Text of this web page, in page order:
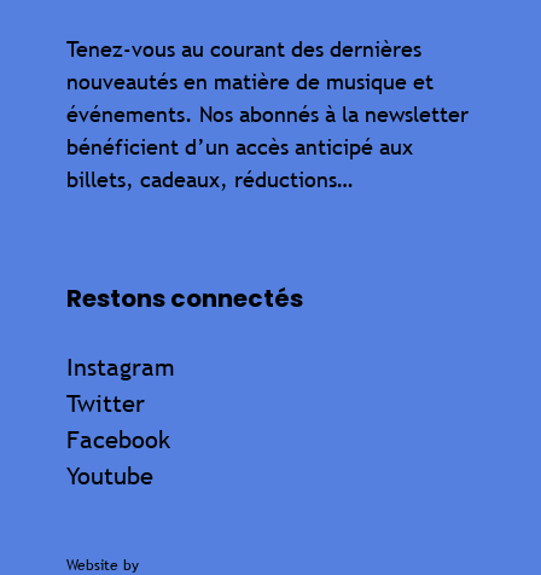
Tenez-vous au courant des dernières
nouveautés en matière de musique et
événements. Nos abonnés à la newsletter
bénéficient d’un accès anticipé aux
billets, cadeaux, réductions…
Restons connectés
Instagram
Twitter
Facebook
Youtube
Website by